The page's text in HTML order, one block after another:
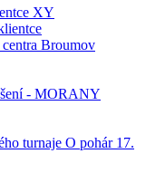
XY
Broumov
- MORANY
turnaje O pohár 17.